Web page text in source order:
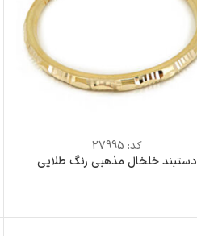
کد: 27995
دستبند خلخال مذهبی رنگ طلایی